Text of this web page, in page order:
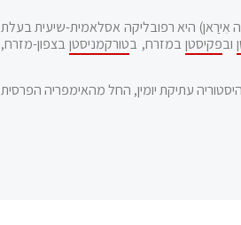
אִירַאן) היא רפובליקה אסלאמית-שיעית בעלת
ובפקיסטן במזרח, בטורקמניסטןבצפון-מזרח,
עתיקת יומין, החל מהאימפריה הפרסית